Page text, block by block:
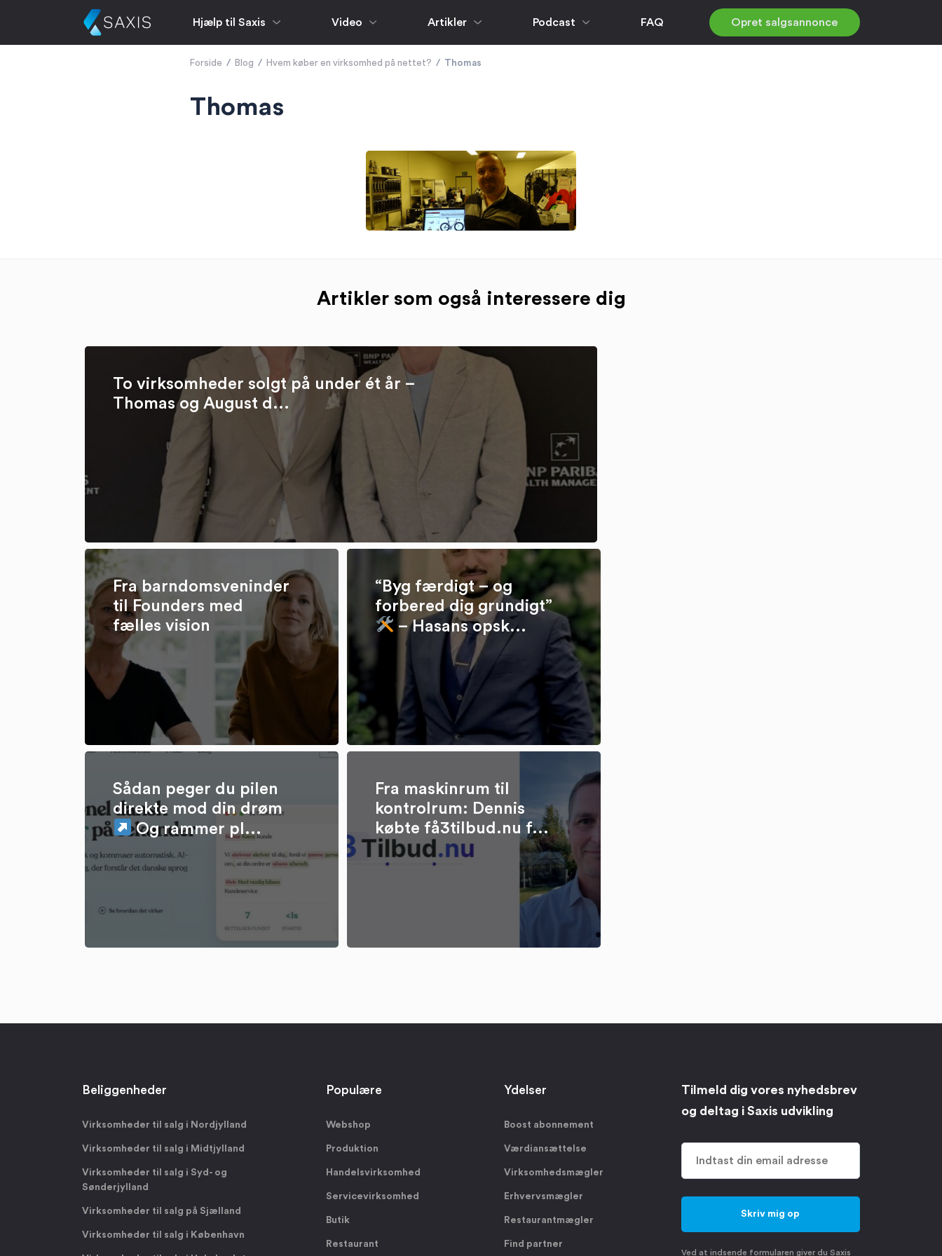
Hjælp til Saxis Video Artikler Podcast FAQ Opret salgsannonce
Forside / Blog / Hvem køber en virksomhed på nettet? / Thomas
Thomas
Artikler som også interessere dig
To virksomheder solgt på under ét år –
Thomas og August d...
Fra barndomsveninder
til Founders med
fælles vision
“Byg færdigt – og
forbered dig grundigt”
– Hasans opsk...
Sådan peger du pilen
direkte mod din drøm
Og rammer pl...
Fra maskinrum til
kontrolrum: Dennis
købte få3tilbud.nu f...
Beliggenheder
Virksomheder til salg i Nordjylland
Virksomheder til salg i Midtjylland
Virksomheder til salg i Syd- og
Sønderjylland
Virksomheder til salg på Sjælland
Virksomheder til salg i København
Populære
Webshop
Produktion
Handelsvirksomhed
Servicevirksomhed
Butik
Restaurant
Ydelser
Boost abonnement
Værdiansættelse
Virksomhedsmægler
Erhvervsmægler
Restaurantmægler
Find partner
Tilmeld dig vores nyhedsbrev
og deltag i Saxis udvikling
Ved at indsende formularen giver du Saxis